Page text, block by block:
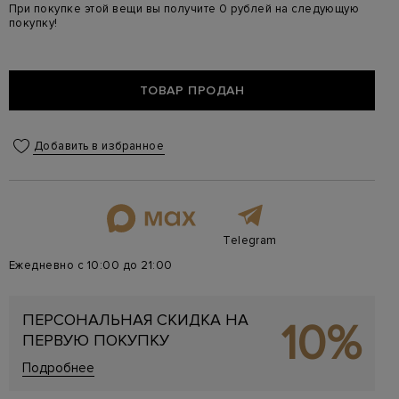
При покупке этой вещи вы получите 0 рублей на следующую
покупку!
ТОВАР ПРОДАН
Добавить в избранное
Telegram
Ежедневно с 10:00 до 21:00
ПЕРСОНАЛЬНАЯ СКИДКА НА
ПЕРВУЮ ПОКУПКУ
Подробнее 10%